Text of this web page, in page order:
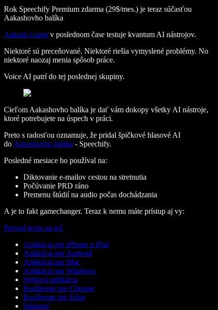
Rok Speechify Premium zdarma (29$/mes.) je teraz súčasťou
Aakashovho balíka
Aakash Gupta v poslednom čase testuje kvantum AI nástrojov.
Niektoré sú preceňované. Niektoré riešia vymyslené problémy. No
niektoré naozaj menia spôsob práce.
Voice AI patrí do tej poslednej skupiny.
Cieľom Aakashovho balíka je dať vám dokopy všetky AI nástroje,
ktoré potrebujete na úspech v práci.
Preto s radosťou oznamuje, že pridal špičkové hlasové AI
do Aakashovho balíka - Speechify.
Posledné mesiace ho používal na:
Diktovanie e‑mailov cestou na stretnutia
Počúvanie PRD ráno
Premenu štúdií na audio počas dochádzania
A je to fakt gamechanger. Teraz k nemu máte prístup aj vy:
Prevod textu na reč
Aplikácia pre iPhone a iPad
Aplikácia pre Android
Aplikácia pre Mac
Aplikácia pre Windows
Webová aplikácia
Rozšírenie pre Chrome
Rozšírenie pre Edge
Stiahnuť